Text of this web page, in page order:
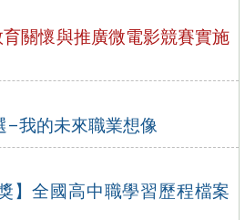
關懷與推廣微電影競賽實施
–我的未來職業想像
】全國高中職學習歷程檔案